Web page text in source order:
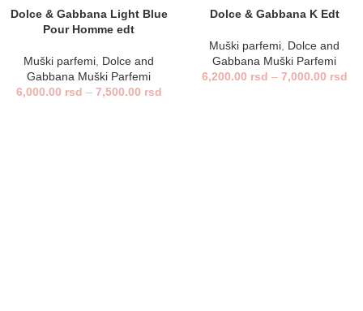
Dolce & Gabbana Light Blue
Pour Homme edt
Muški parfemi Dolce and
Gabbana Muški Parfemi
6,000.00 rsd – 7,500.00 rsd
Dolce & Gabbana K Edt
Muški parfemi Dolce and
Gabbana Muški Parfemi
6,200.00 rsd – 7,000.00 rsd